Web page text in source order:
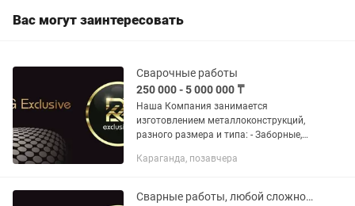
Вас могут заинтересовать
Сварочные работы
250 000 - 5 000 000 ₸
Наша Компания занимается
изготовлением металлоконструкций,
разного размера и типа: - Заборные,
изделия: Разные ворота, заборы,
козырьки,...
Караганда, позавчера
Сварные работы, любой сложности